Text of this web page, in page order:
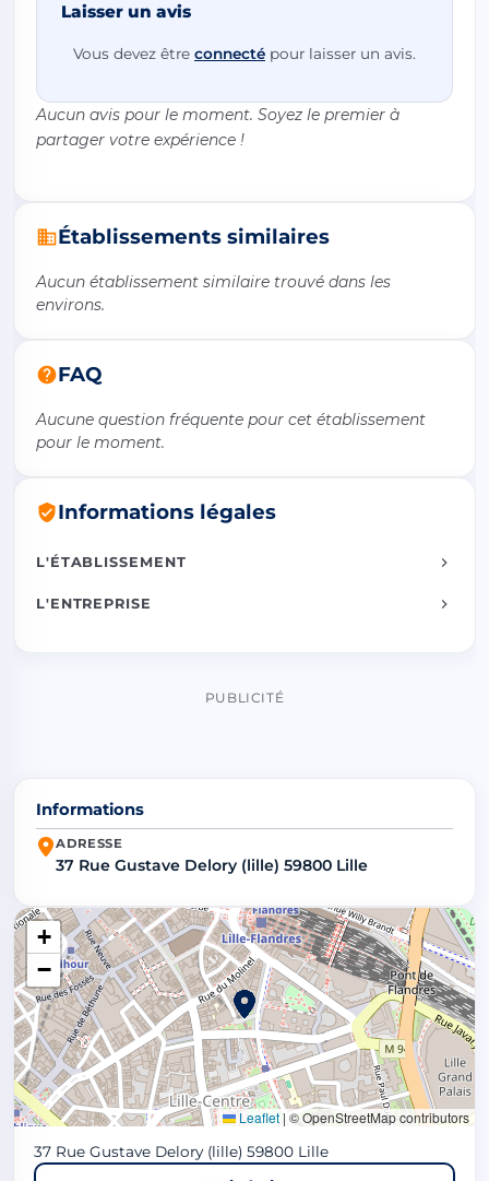
Laisser un avis
Vous devez être connecté pour laisser un avis.
Aucun avis pour le moment. Soyez le premier à
partager votre expérience !
Établissements similaires
Aucun établissement similaire trouvé dans les
environs.
FAQ
Aucune question fréquente pour cet établissement
pour le moment.
Informations légales
L'ÉTABLISSEMENT
L'ENTREPRISE
PUBLICITÉ
Informations
ADRESSE
37 Rue Gustave Delory (lille) 59800 Lille
+
−
Leaflet | © OpenStreetMap contributors
37 Rue Gustave Delory (lille) 59800 Lille